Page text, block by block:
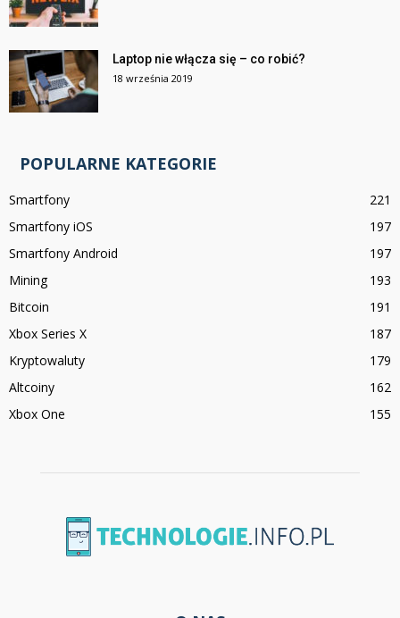
Laptop nie włącza się – co robić?
18 września 2019
POPULARNE KATEGORIE
Smartfony
221
Smartfony iOS
197
Smartfony Android
197
Mining
193
Bitcoin
191
Xbox Series X
187
Kryptowaluty
179
Altcoiny
162
Xbox One
155